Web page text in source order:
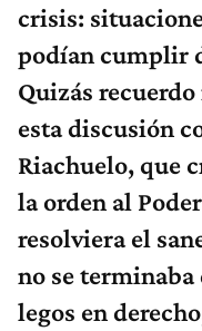
crisis:
podían cumplir
Quizás
esta discusión
Riachuelo, que
la orden al
resolviera el
no se terminaba
legos en